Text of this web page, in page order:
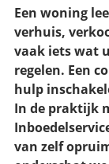
Een woning
verhuis,
vaak iets wat
regelen. Een
hulp
In de praktijk
van zelf